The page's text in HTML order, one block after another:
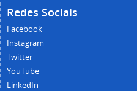
Redes Sociais
Facebook
Instagram
Twitter
YouTube
LinkedIn